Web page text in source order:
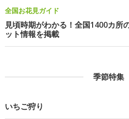
全国お花見ガイド
見頃時期がわかる！全国1400カ所
ット情報を掲載
季節特集
いちご狩り